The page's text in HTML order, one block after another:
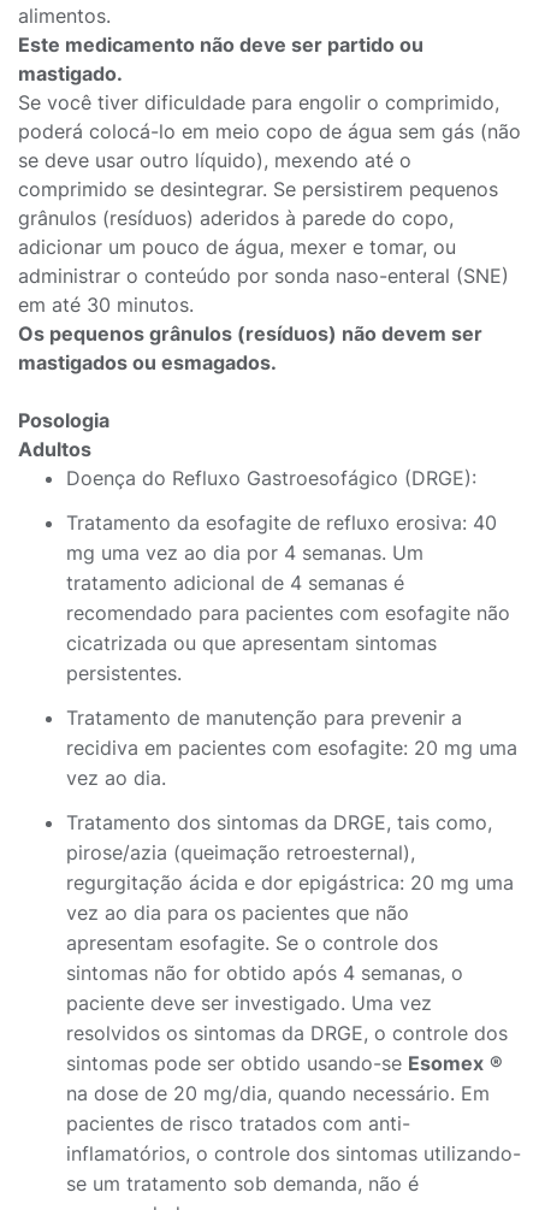
alimentos.
Este medicamento não deve ser partido ou
mastigado.
Se você tiver dificuldade para engolir o comprimido,
poderá colocá-lo em meio copo de água sem gás (não
se deve usar outro líquido), mexendo até o
comprimido se desintegrar. Se persistirem pequenos
grânulos (resíduos) aderidos à parede do copo,
adicionar um pouco de água, mexer e tomar, ou
administrar o conteúdo por sonda naso-enteral (SNE)
em até 30 minutos.
Os pequenos grânulos (resíduos) não devem ser
mastigados ou esmagados.
Posologia
Adultos
Doença do Refluxo Gastroesofágico (DRGE):
Tratamento da esofagite de refluxo erosiva: 40
mg uma vez ao dia por 4 semanas. Um
tratamento adicional de 4 semanas é
recomendado para pacientes com esofagite não
cicatrizada ou que apresentam sintomas
persistentes.
Tratamento de manutenção para prevenir a
recidiva em pacientes com esofagite: 20 mg uma
vez ao dia.
Tratamento dos sintomas da DRGE, tais como,
pirose/azia (queimação retroesternal),
regurgitação ácida e dor epigástrica: 20 mg uma
vez ao dia para os pacientes que não
apresentam esofagite. Se o controle dos
sintomas não for obtido após 4 semanas, o
paciente deve ser investigado. Uma vez
resolvidos os sintomas da DRGE, o controle dos
sintomas pode ser obtido usando-se Esomex ®
na dose de 20 mg/dia, quando necessário. Em
pacientes de risco tratados com anti-
inflamatórios, o controle dos sintomas utilizando-
se um tratamento sob demanda, não é